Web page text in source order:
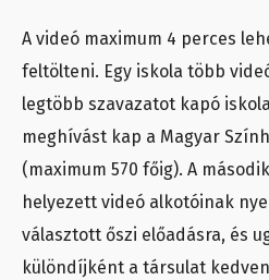
A videó maximum 4 perces
feltölteni. Egy iskola több
legtöbb szavazatot kapó
meghívást kap a Magyar
(maximum 570 főig). A
helyezett videó alkotóinak
választott őszi előadásra, és
különdíjként a társulat